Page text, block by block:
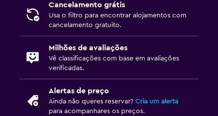
Cancelamento grátis
Usa o filtro para encontrar alojamentos com
cancelamento gratuito.
Milhões de avaliações
Vê classificações com base em avaliações
verificadas.
Alertas de preço
Ainda não queres reservar? Cria um alerta
para acompanhares os preços.